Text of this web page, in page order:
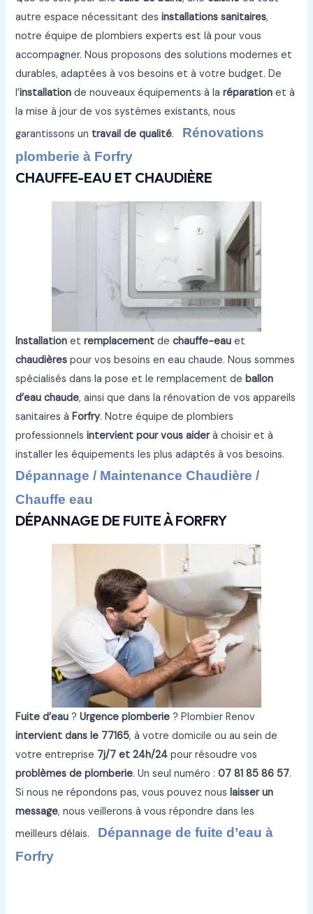
autre espace nécessitant desinstallations sanitaires,
notre équipe de plombiers experts est là pour vous
accompagner. Nous proposons des solutions modernes et
durables, adaptées à vos besoins et à votre budget. De
l’installation de nouveaux équipements à laréparation et à
la mise à jour de vos systèmes existants, nous
garantissons un travail de qualité. Rénovations
plomberie à Forfry
CHAUFFE-EAU ET CHAUDIÈRE
Installation etremplacement dechauffe-eau et
chaudières pour vos besoins en eau chaude. Nous sommes
spécialisés dans la pose et le remplacement deballon
d’eau chaude, ainsi que dans la rénovation de vos appareils
sanitaires àForfry. Notre équipe de plombiers
professionnelsintervient pour vous aiderà choisir et à
installer les équipements les plus adaptés à vos besoins.
Dépannage / Maintenance Chaudière /
Chauffe eau
DÉPANNAGE DE FUITE À FORFRY
Fuite d’eau ?Urgence plomberie ? Plombier Renov
intervient dans le 77165, à votre domicile ou au sein de
votre entreprise 7j/7 et 24h/24 pour résoudre vos
problèmes de plomberie. Un seul numéro :07 81 85 86 57.
Si nous ne répondons pas, vous pouvez nous laisser un
message, nous veillerons à vous répondre dans les
meilleurs délais. Dépannage de fuite d’eau à
Forfry